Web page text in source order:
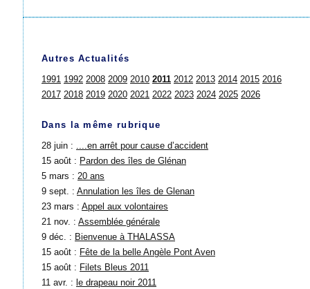
Autres Actualités
1991 1992 2008 2009 2010 2011 2012 2013 2014 2015 2016
2017 2018 2019 2020 2021 2022 2023 2024 2025 2026
Dans la même rubrique
28 juin : ....en arrêt pour cause d’accident
15 août : Pardon des îles de Glénan
5 mars : 20 ans
9 sept. : Annulation les îles de Glenan
23 mars : Appel aux volontaires
21 nov. : Assemblée générale
9 déc. : Bienvenue à THALASSA
15 août : Fête de la belle Angèle Pont Aven
15 août : Filets Bleus 2011
11 avr. : le drapeau noir 2011